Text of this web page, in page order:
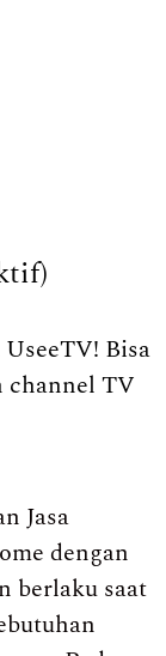
Bisa
channel TV
Jasa
dengan
berlaku saat